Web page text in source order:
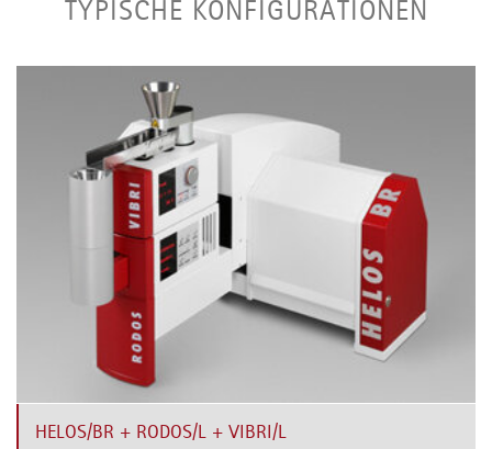
TYPISCHE KONFIGURATIONEN
HELOS/BR + RODOS/L + VIBRI/L